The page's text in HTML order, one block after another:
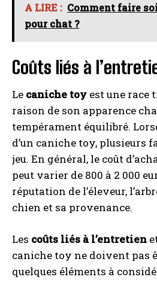
A LIRE : Comment faire
pour chat ?
Coûts liés à
Le caniche toy est une race
raison de son apparence
tempérament équilibré.
d’un caniche toy, plusieurs
jeu. En général, le coût
peut varier de 800 à 2 000
réputation de l’éleveur,
chien et sa provenance.
Les coûts liés à l’entretien
caniche toy ne doivent pas
quelques éléments à